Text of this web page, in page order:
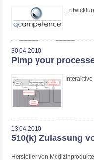
30.04.2010
Pimp your
13.04.2010
510(k) Zulassung
Hersteller von